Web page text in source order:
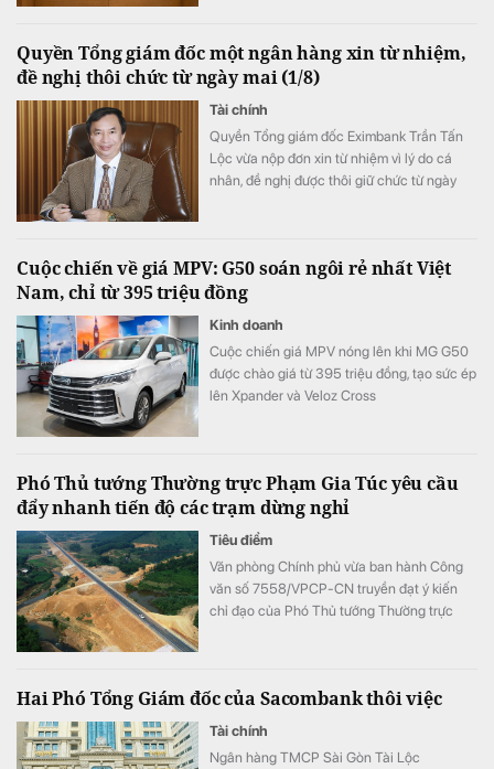
Quyền Tổng giám đốc một ngân hàng xin từ nhiệm,
đề nghị thôi chức từ ngày mai (1/8)
Tài chính
Quyền Tổng giám đốc Eximbank Trần Tấn
Lộc vừa nộp đơn xin từ nhiệm vì lý do cá
nhân, đề nghị được thôi giữ chức từ ngày
Eximbank.
Cuộc chiến về giá MPV: G50 soán ngôi rẻ nhất Việt
Nam, chỉ từ 395 triệu đồng
Kinh doanh
Cuộc chiến giá MPV nóng lên khi MG G50
được chào giá từ 395 triệu đồng, tạo sức ép
lên Xpander và Veloz Cross
Phó Thủ tướng Thường trực Phạm Gia Túc yêu cầu
đẩy nhanh tiến độ các trạm dừng nghỉ
Tiêu điểm
Văn phòng Chính phủ vừa ban hành Công
văn số 7558/VPCP-CN truyền đạt ý kiến
chỉ đạo của Phó Thủ tướng Thường trực
Hai Phó Tổng Giám đốc của Sacombank thôi việc
Tài chính
Ngân hàng TMCP Sài Gòn Tài Lộc